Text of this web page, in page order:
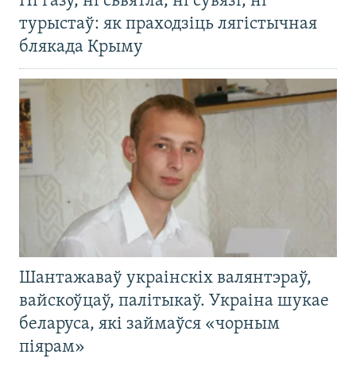
турыстаў: як праходзіць лягістычная
блякада Крыму
Шантажаваў украінскіх валянтэраў,
вайскоўцаў, палітыкаў. Украіна шукае
беларуса, які займаўся «чорным
піярам»